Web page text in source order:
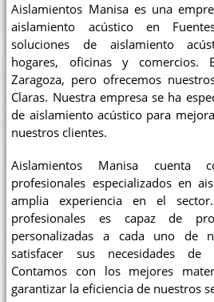
Aislamientos Manisa es una
aislamiento acústico en
soluciones de aislamiento
hogares, oficinas y comercios.
Zaragoza, pero ofrecemos
Claras. Nuestra empresa se ha
de aislamiento acústico para
nuestros clientes.
Aislamientos Manisa
profesionales especializados en
amplia experiencia en el
profesionales es capaz de
personalizadas a cada uno de
satisfacer sus necesidades de
Contamos con los mejores
garantizar la eficiencia de nuestros